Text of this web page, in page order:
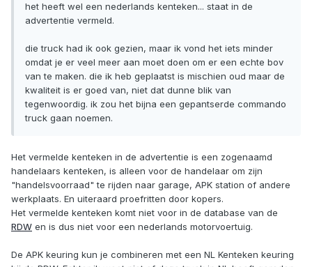
het heeft wel een nederlands kenteken... staat in de
advertentie vermeld.
die truck had ik ook gezien, maar ik vond het iets minder
omdat je er veel meer aan moet doen om er een echte bov
van te maken. die ik heb geplaatst is mischien oud maar de
kwaliteit is er goed van, niet dat dunne blik van
tegenwoordig. ik zou het bijna een gepantserde commando
truck gaan noemen.
Het vermelde kenteken in de advertentie is een zogenaamd
handelaars kenteken, is alleen voor de handelaar om zijn
"handelsvoorraad" te rijden naar garage, APK station of andere
werkplaats. En uiteraard proefritten door kopers.
Het vermelde kenteken komt niet voor in de database van de
RDW en is dus niet voor een nederlands motorvoertuig.
De APK keuring kun je combineren met een NL Kenteken keuring